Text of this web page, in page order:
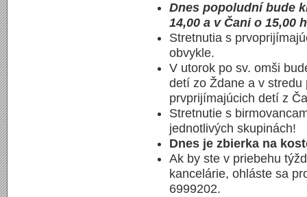
Dnes popoludní bude
14,00 a v Čani o 15,00
Stretnutia s
obvykle.
V utorok po sv. omši
detí zo Ždane a v
prvprijímajúcich detí z
Stretnutie s
jednotlivých skupinách!
Dnes je zbierka na
Ak by ste v priebehu
kancelárie, ohláste sa
6999202.